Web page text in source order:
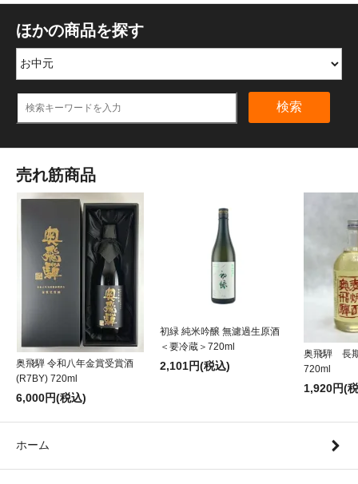
ほかの商品を探す
検索
売れ筋商品
奥飛騨 令和八年金賞受賞酒
(R7BY) 720ml
6,000円(税込)
初緑 純米吟醸 無濾過生原酒
＜要冷蔵＞720ml
2,101円(税込)
奥飛騨 長
720ml
1,920円(
ホーム